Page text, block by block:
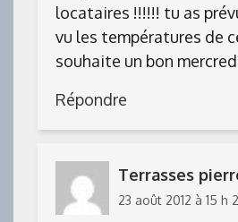
locataires !!!!!! tu as
vu les températures de
souhaite un bon
Répondre
Terrasses
23 août 2012 à 15 h